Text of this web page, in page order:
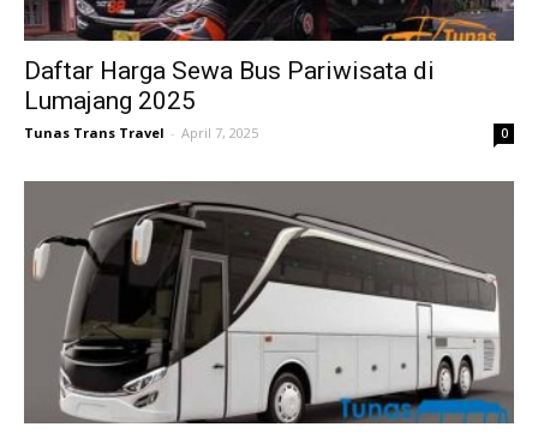
Daftar Harga Sewa Bus Pariwisata di
Lumajang 2025
Tunas Trans Travel - April 7, 2025 0